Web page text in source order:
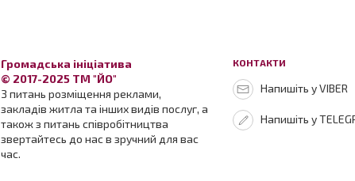
Громадська ініціатива
© 2017-2025 ТМ "ЙО"
З питань розміщення реклами,
закладів житла та інших видів послуг, а
також з питань співробітництва
звертайтесь до нас в зручний для вас
час.
КОНТАКТИ
Напишіть у VIBER
Напишіть у